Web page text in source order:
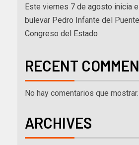
Este viernes 7 de agosto inicia
bulevar Pedro Infante del
Congreso del Estado
RECENT
No hay comentarios que mostrar.
ARCHIVES